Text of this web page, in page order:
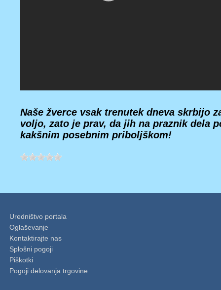
Naše žverce vsak trenutek dneva skrbijo
voljo, zato je prav, da jih na praznik dela
kakšnim posebnim priboljškom!
Uredništvo portala
Oglaševanje
Kontaktirajte nas
Splošni pogoji
Piškotki
Pogoji delovanja trgovine